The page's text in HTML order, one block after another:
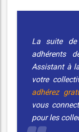
La suite de
adhérents
Assistant à
votre
adhérez
vous
pour les